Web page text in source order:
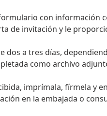
con información
de invitación y le
dos a tres días,
como archivo
imprímala, fírmela y
en la embajada o